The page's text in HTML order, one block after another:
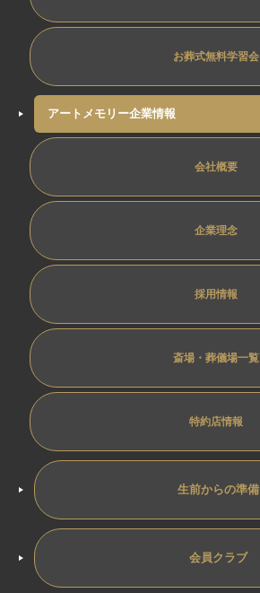
お葬式無料学習会
アートメモリー企業情報
会社概要
企業理念
採用情報
斎場・葬儀場一覧
特約店情報
生前からの準備
会員クラブ